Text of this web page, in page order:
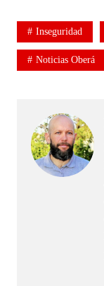
Inseguridad
Noticias Oberá